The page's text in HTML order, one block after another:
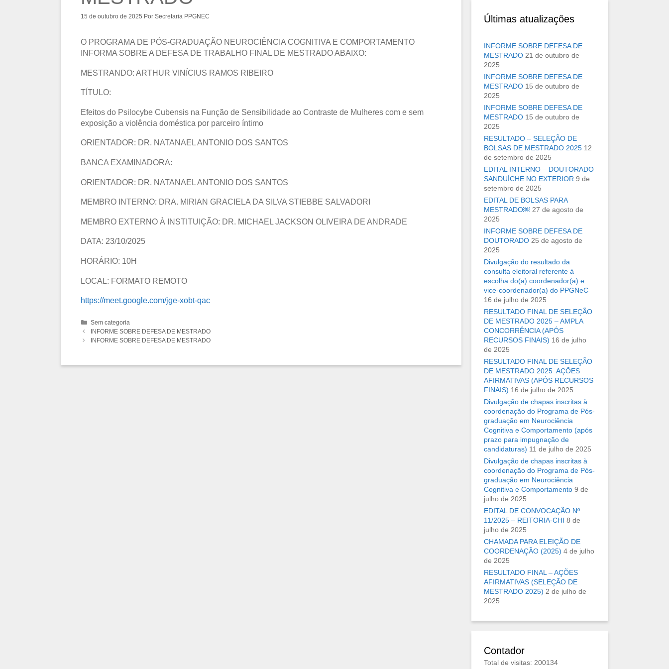
15 de outubro de 2025 Por Secretaria PPGNEC
O PROGRAMA DE PÓS-GRADUAÇÃO NEUROCIÊNCIA COGNITIVA E COMPORTAMENTO
INFORMA SOBRE A DEFESA DE TRABALHO FINAL DE MESTRADO ABAIXO:
MESTRANDO: ARTHUR VINÍCIUS RAMOS RIBEIRO
TÍTULO:
Efeitos do Psilocybe Cubensis na Função de Sensibilidade ao Contraste de Mulheres com e sem
exposição a violência doméstica por parceiro íntimo
ORIENTADOR: DR. NATANAEL ANTONIO DOS SANTOS
BANCA EXAMINADORA:
ORIENTADOR: DR. NATANAEL ANTONIO DOS SANTOS
MEMBRO INTERNO: DRA. MIRIAN GRACIELA DA SILVA STIEBBE SALVADORI
MEMBRO EXTERNO À INSTITUIÇÃO: DR. MICHAEL JACKSON OLIVEIRA DE ANDRADE
DATA: 23/10/2025
HORÁRIO: 10H
LOCAL: FORMATO REMOTO
https://meet.google.com/jge-xobt-qac
Categorias
Sem categoria
Navegação
de
INFORME SOBRE DEFESA DE MESTRADO
INFORME SOBRE DEFESA DE MESTRADO
Últimas atualizações
INFORME SOBRE DEFESA DE
MESTRADO 21 de outubro de
2025
INFORME SOBRE DEFESA DE
MESTRADO 15 de outubro de
2025
INFORME SOBRE DEFESA DE
MESTRADO 15 de outubro de
2025
RESULTADO – SELEÇÃO DE
BOLSAS DE MESTRADO 2025 12
de setembro de 2025
EDITAL INTERNO – DOUTORADO
SANDUÍCHE NO EXTERIOR 9 de
setembro de 2025
EDITAL DE BOLSAS PARA
MESTRADO￼ 27 de agosto de
2025
INFORME SOBRE DEFESA DE
DOUTORADO 25 de agosto de
2025
Divulgação do resultado da
consulta eleitoral referente à
escolha do(a) coordenador(a) e
vice-coordenador(a) do PPGNeC
16 de julho de 2025
RESULTADO FINAL DE SELEÇÃO
DE MESTRADO 2025 – AMPLA
CONCORRÊNCIA (APÓS
RECURSOS FINAIS) 16 de julho
de 2025
RESULTADO FINAL DE SELEÇÃO
DE MESTRADO 2025  AÇÕES
AFIRMATIVAS (APÓS RECURSOS
FINAIS) 16 de julho de 2025
Divulgação de chapas inscritas à
coordenação do Programa de Pós-
graduação em Neurociência
Cognitiva e Comportamento (após
prazo para impugnação de
candidaturas) 11 de julho de 2025
Divulgação de chapas inscritas à
coordenação do Programa de Pós-
graduação em Neurociência
Cognitiva e Comportamento 9 de
julho de 2025
EDITAL DE CONVOCAÇÃO Nº
11/2025 – REITORIA-CHI 8 de
julho de 2025
CHAMADA PARA ELEIÇÃO DE
COORDENAÇÃO (2025) 4 de julho
de 2025
RESULTADO FINAL – AÇÕES
AFIRMATIVAS (SELEÇÃO DE
MESTRADO 2025) 2 de julho de
2025
Contador
Total de visitas: 200134